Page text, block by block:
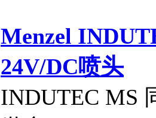
Menzel
24V/DC喷头
INDUTEC MS